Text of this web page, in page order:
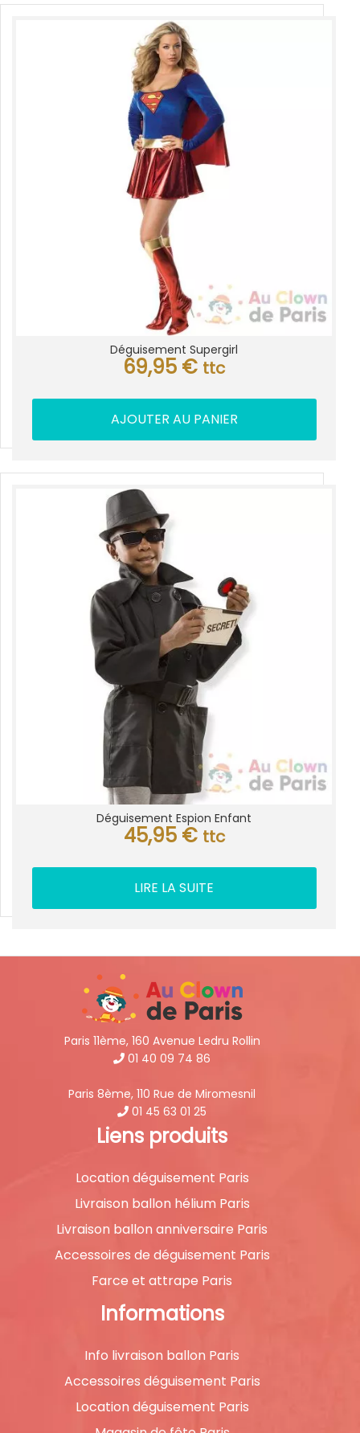
Déguisement Supergirl
69,95 € ttc
AJOUTER AU PANIER
Déguisement Espion Enfant
45,95 € ttc
LIRE LA SUITE
Paris 11ème, 160 Avenue Ledru Rollin
01 40 09 74 86
Paris 8ème, 110 Rue de Miromesnil
01 45 63 01 25
Liens produits
Location déguisement Paris
Livraison ballon hélium Paris
Livraison ballon anniversaire Paris
Accessoires de déguisement Paris
Farce et attrape Paris
Informations
Info livraison ballon Paris
Accessoires déguisement Paris
Location déguisement Paris